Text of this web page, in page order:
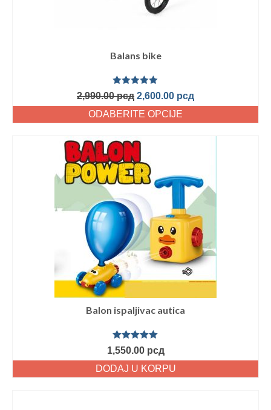
Balans bike
Ocenjeno
sa5.00od
5
2,990.00рсд 2,600.00 рсд
ODABERITE OPCIJE
Balon ispaljivac autica
Ocenjeno
sa5.00 od
5
1,550.00 рсд
DODAJ U KORPU